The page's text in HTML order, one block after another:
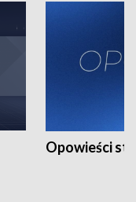
Opowieści